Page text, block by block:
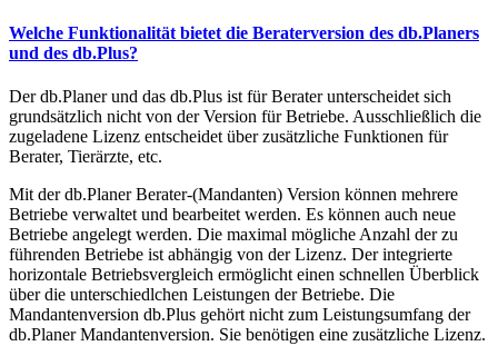
Welche Funktionalität bietet die Beraterversion des db.Planers
und des db.Plus?
Der db.Planer und das db.Plus ist für Berater unterscheidet sich
grundsätzlich nicht von der Version für Betriebe. Ausschließlich die
zugeladene Lizenz entscheidet über zusätzliche Funktionen für
Berater, Tierärzte, etc.
Mit der db.Planer Berater-(Mandanten) Version können mehrere
Betriebe verwaltet und bearbeitet werden. Es können auch neue
Betriebe angelegt werden. Die maximal mögliche Anzahl der zu
führenden Betriebe ist abhängig von der Lizenz. Der integrierte
horizontale Betriebsvergleich ermöglicht einen schnellen Überblick
über die unterschiedlchen Leistungen der Betriebe. Die
Mandantenversion db.Plus gehört nicht zum Leistungsumfang der
db.Planer Mandantenversion. Sie benötigen eine zusätzliche Lizenz.